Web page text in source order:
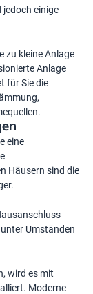
einige
zu kleine Anlage
Anlage
für Sie die
eine
Häusern sind die
Umständen
wird es mit
Moderne